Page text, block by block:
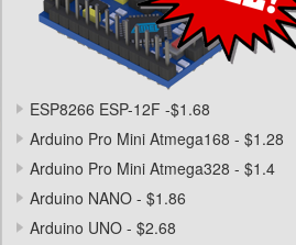
ESP8266 ESP-12F -$1.68
Arduino Pro Mini Atmega168 - $1.28
Arduino Pro Mini Atmega328 - $1.4
Arduino NANO - $1.86
Arduino UNO - $2.68